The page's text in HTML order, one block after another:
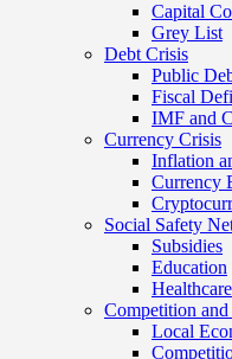
Capital
Grey List
Debt Crisis
Public
Fiscal
IMF and
Currency Crisis
Inflation
Currency
Social Safety
Subsidies
Education
Healthcare
Competition and
Local